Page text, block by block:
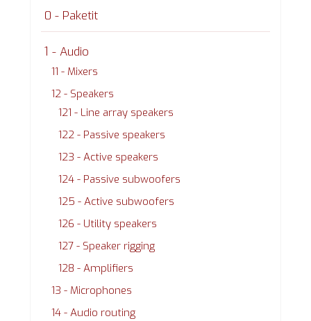
0 - Paketit
1 - Audio
11 - Mixers
12 - Speakers
121 - Line array speakers
122 - Passive speakers
123 - Active speakers
124 - Passive subwoofers
125 - Active subwoofers
126 - Utility speakers
127 - Speaker rigging
128 - Amplifiers
13 - Microphones
14 - Audio routing